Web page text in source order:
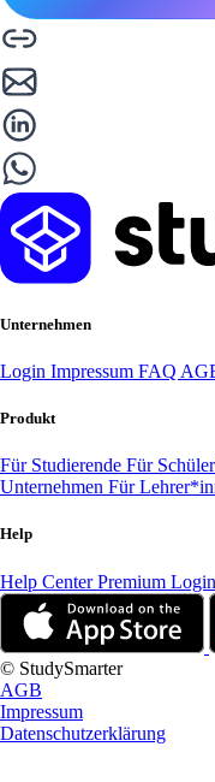
Unternehmen
Login Impressum FAQ
Produkt
Für Studierende Für
Unternehmen Für
Help
Help CenterPremium Login
© StudySmarter
AGB
Impressum
Datenschutzerklärung